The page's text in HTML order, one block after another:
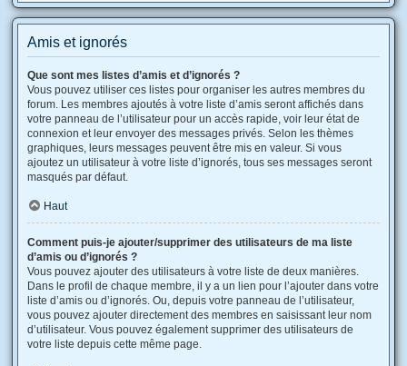
Amis et ignorés
Que sont mes listes d’amis et d’ignorés ?
Vous pouvez utiliser ces listes pour organiser les autres membres du
forum. Les membres ajoutés à votre liste d’amis seront affichés dans
votre panneau de l’utilisateur pour un accès rapide, voir leur état de
connexion et leur envoyer des messages privés. Selon les thèmes
graphiques, leurs messages peuvent être mis en valeur. Si vous
ajoutez un utilisateur à votre liste d’ignorés, tous ses messages seront
masqués par défaut.
Haut
Comment puis-je ajouter/supprimer des utilisateurs de ma liste
d’amis ou d’ignorés ?
Vous pouvez ajouter des utilisateurs à votre liste de deux manières.
Dans le profil de chaque membre, il y a un lien pour l’ajouter dans votre
liste d’amis ou d’ignorés. Ou, depuis votre panneau de l’utilisateur,
vous pouvez ajouter directement des membres en saisissant leur nom
d’utilisateur. Vous pouvez également supprimer des utilisateurs de
votre liste depuis cette même page.